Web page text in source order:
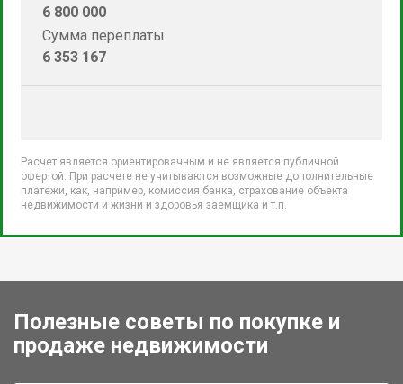
6 800 000
Сумма переплаты
6 353 167
Расчет является ориентировачным и не является публичной
офертой. При расчете не учитываются возможные дополнительные
платежи, как, например, комиссия банка, страхование объекта
недвижимости и жизни и здоровья заемщика и т.п.
Полезные советы по покупке и
продаже недвижимости